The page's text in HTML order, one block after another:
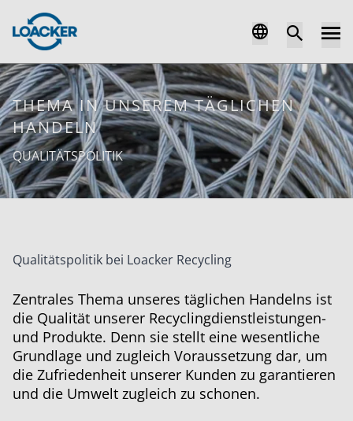
THEMA IN UNSEREM TÄGLICHEN
HANDELN
QUALITÄTSPOLITIK
Qualitätspolitik bei Loacker Recycling
Zentrales Thema unseres täglichen Handelns ist
die Qualität unserer Recyclingdienstleistungen-
und Produkte. Denn sie stellt eine wesentliche
Grundlage und zugleich Voraussetzung dar, um
die Zufriedenheit unserer Kunden zu garantieren
und die Umwelt zugleich zu schonen.